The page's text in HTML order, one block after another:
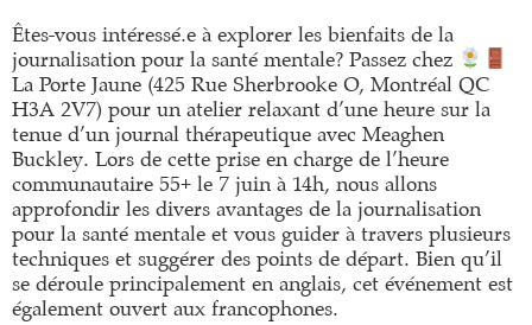
Êtes-vous intéressé.e à explorer les bienfaits de la
journalisation pour la santé mentale? Passez chez
La Porte Jaune (425 Rue Sherbrooke O, Montréal QC
H3A 2V7) pour un atelier relaxant d’une heure sur la
tenue d’un journal thérapeutique avec Meaghen
Buckley. Lors de cette prise en charge de l’heure
communautaire 55+ le 7 juin à 14h, nous allons
approfondir les divers avantages de la journalisation
pour la santé mentale et vous guider à travers plusieurs
techniques et suggérer des points de départ. Bien qu’il
se déroule principalement en anglais, cet événement est
également ouvert aux francophones.